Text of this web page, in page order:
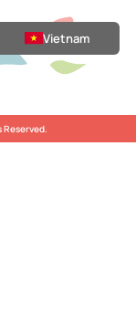
Vietnam
Reserved.